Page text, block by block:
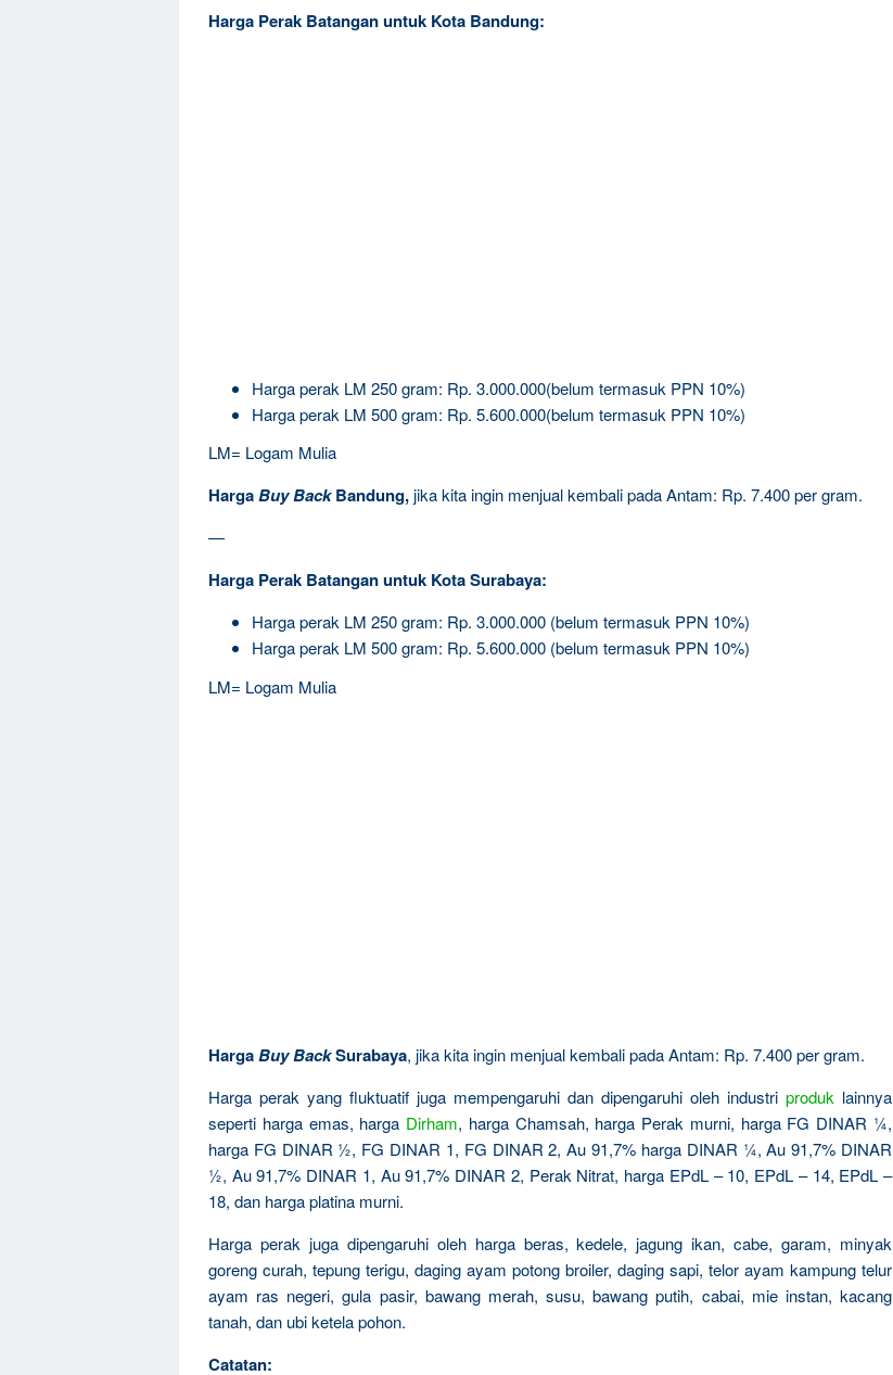
Harga Perak Batangan untuk Kota Bandung:
Harga perak LM 250 gram: Rp. 3.000.000(belum termasuk PPN 10%)
Harga perak LM 500 gram: Rp. 5.600.000(belum termasuk PPN 10%)
LM= Logam Mulia
HargaBuy BackBandung,jika kita ingin menjual kembali pada Antam: Rp. 7.400 per gram.
—
Harga Perak Batangan untuk Kota Surabaya:
Harga perak LM 250 gram: Rp. 3.000.000 (belum termasuk PPN 10%)
Harga perak LM 500 gram: Rp. 5.600.000 (belum termasuk PPN 10%)
LM= Logam Mulia
HargaBuy BackSurabaya, jika kita ingin menjual kembali pada Antam: Rp. 7.400 per gram.
Harga perak yang fluktuatif juga mempengaruhi dan dipengaruhi oleh industri produk lainnya
seperti harga emas, harga Dirham, harga Chamsah, harga Perak murni, harga FG DINAR ¼,
harga FG DINAR ½, FG DINAR 1, FG DINAR 2, Au 91,7% harga DINAR ¼, Au 91,7% DINAR
½, Au 91,7% DINAR 1, Au 91,7% DINAR 2, Perak Nitrat, harga EPdL – 10, EPdL – 14, EPdL –
18, dan harga platina murni.
Harga perak juga dipengaruhi oleh harga beras, kedele, jagung ikan, cabe, garam, minyak
goreng curah, tepung terigu, daging ayam potong broiler, daging sapi, telor ayam kampung telur
ayam ras negeri, gula pasir, bawang merah, susu, bawang putih, cabai, mie instan, kacang
tanah, dan ubi ketela pohon.
Catatan: